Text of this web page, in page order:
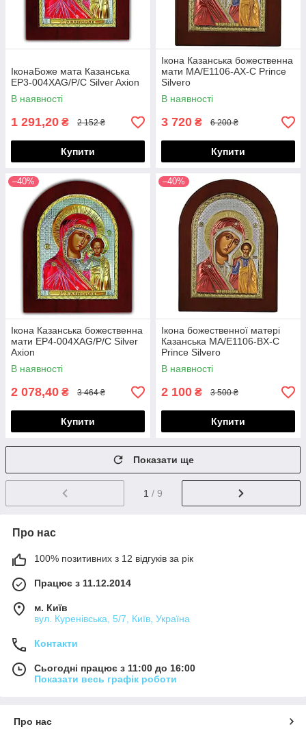
ІконаБоже мата Казанська
EP3-004XAG/P/C Silver Axion
В наявності
1 291,20 ₴ 2 152 ₴
Купити
Ікона Казанська божественна
мати MA/E1106-AX-C Prince
Silvero
В наявності
3 720 ₴ 6 200 ₴
Купити
–40%
Ікона Казанська божественна
мати EP4-004XAG/P/C Silver
Axion
В наявності
2 078,40 ₴ 3 464 ₴
Купити
–40%
Ікона божественної матері
Казанська MA/E1106-BX-C
Prince Silvero
В наявності
2 100 ₴ 3 500 ₴
Купити
Показати ще
1 / 9
Про нас
100% позитивних з 12 відгуків за рік
Працює з 11.12.2014
м. Київ
вул. Куренівська, 5/7, Київ, Україна
Контакти
Сьогодні працює з 11:00 до 16:00
Показати весь графік роботи
Про нас